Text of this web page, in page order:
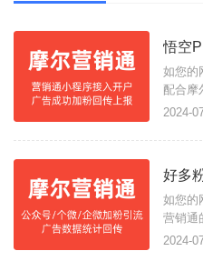
如您的
配合摩
二维码
2024-
如您的
营销通
方教程
2024-